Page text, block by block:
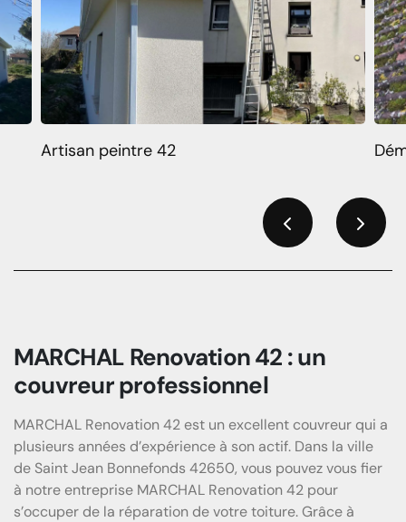
Artisan peintre 42
MARCHAL Renovation 42 : un
couvreur professionnel
MARCHAL Renovation 42 est un excellent couvreur qui a
plusieurs années d’expérience à son actif. Dans la ville
de Saint Jean Bonnefonds 42650, vous pouvez vous fier
à notre entreprise MARCHAL Renovation 42 pour
s’occuper de la réparation de votre toiture. Grâce à